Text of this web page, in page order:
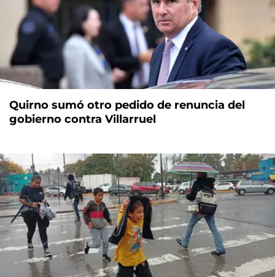
Quirno sumó otro pedido de renuncia del
gobierno contra Villarruel